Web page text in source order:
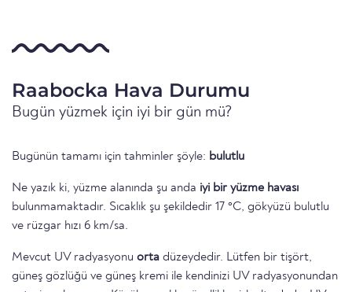
Raabocka Hava Durumu
Bugün yüzmek için iyi bir gün mü?
Bugünün tamamı için tahminler şöyle: bulutlu
Ne yazık ki, yüzme alanında şu anda iyi bir yüzme havası
bulunmamaktadır. Sıcaklık şu şekildedir 17 °C, gökyüzü bulutlu
ve rüzgar hızı 6 km/sa.
Mevcut UV radyasyonu orta düzeydedir. Lütfen bir tişört,
güneş gözlüğü ve güneş kremi ile kendinizi UV radyasyonundan